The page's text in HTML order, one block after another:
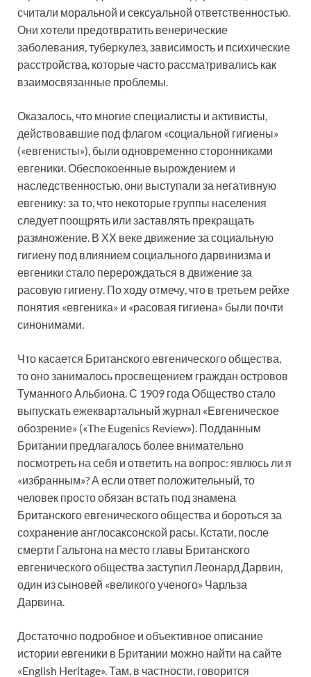
считали моральной и сексуальной ответственностью.
Они хотели предотвратить венерические
заболевания, туберкулез, зависимость и психические
расстройства, которые часто рассматривались как
взаимосвязанные проблемы.
Оказалось, что многие специалисты и активисты,
действовавшие под флагом «социальной гигиены»
(«евгенисты»), были одновременно сторонниками
евгеники. Обеспокоенные вырождением и
наследственностью, они выступали за негативную
евгенику: за то, что некоторые группы населения
следует поощрять или заставлять прекращать
размножение. В ХХ веке движение за социальную
гигиену под влиянием социального дарвинизма и
евгеники стало перерождаться в движение за
расовую гигиену. По ходу отмечу, что в третьем рейхе
понятия «евгеника» и «расовая гигиена» были почти
синонимами.
Что касается Британского евгенического общества,
то оно занималось просвещением граждан островов
Туманного Альбиона. С 1909 года Общество стало
выпускать ежеквартальный журнал «Евгеническое
обозрение» («The Eugenics Review»). Подданным
Британии предлагалось более внимательно
посмотреть на себя и ответить на вопрос: явлюсь ли я
«избранным»? А если ответ положительный, то
человек просто обязан встать под знамена
Британского евгенического общества и бороться за
сохранение англосаксонской расы. Кстати, после
смерти Гальтона на место главы Британского
евгенического общества заступил Леонард Дарвин,
один из сыновей «великого ученого» Чарльза
Дарвина.
Достаточно подробное и объективное описание
истории евгеники в Британии можно найти на сайте
«English Heritage». Там, в частности, говорится